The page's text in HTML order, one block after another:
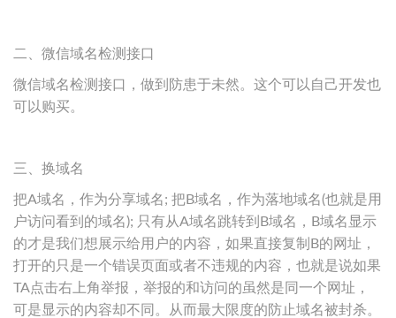
二、微信域名检测接口
微信域名检测接口，做到防患于未然。这个可以自己开发也
可以购买。
三、换域名
把A域名，作为分享域名; 把B域名，作为落地域名(也就是用
户访问看到的域名); 只有从A域名跳转到B域名，B域名显示
的才是我们想展示给用户的内容，如果直接复制B的网址，
打开的只是一个错误页面或者不违规的内容，也就是说如果
TA点击右上角举报，举报的和访问的虽然是同一个网址，
可是显示的内容却不同。从而最大限度的防止域名被封杀。